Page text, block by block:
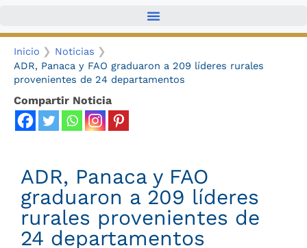
Inicio
Noticias
ADR, Panaca y FAO graduaron a 209 líderes rurales
provenientes de 24 departamentos
Compartir Noticia
ADR, Panaca y FAO
graduaron a 209 líderes
rurales provenientes de
24 departamentos